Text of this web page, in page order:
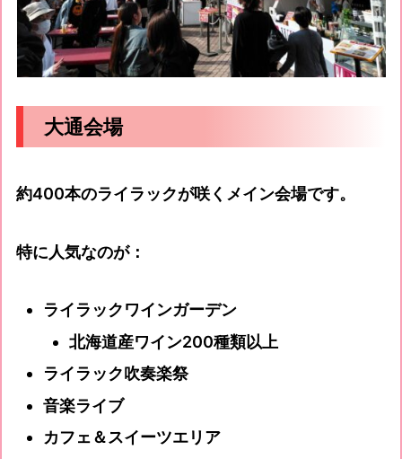
大通会場
約400本のライラックが咲くメイン会場です。
特に人気なのが：
ライラックワインガーデン
北海道産ワイン200種類以上
ライラック吹奏楽祭
音楽ライブ
カフェ＆スイーツエリア